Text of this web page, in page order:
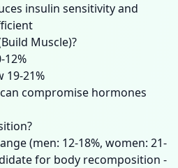
insulin sensitivity and
Muscle)?
12%
19-21%
compromise hormones
(men: 12-18%, women: 21-
for body recomposition -